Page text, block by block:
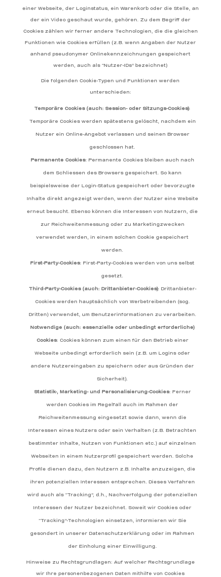
einer Webseite, der Loginstatus, ein Warenkorb oder die Stelle, an
der ein Video geschaut wurde, gehören. Zu dem Begriff der
Cookies zählen wir ferner andere Technologien, die die gleichen
Funktionen wie Cookies erfüllen (z.B. wenn Angaben der Nutzer
anhand pseudonymer Onlinekennzeichnungen gespeichert
werden, auch als “Nutzer-IDs” bezeichnet)
Die folgenden Cookie-Typen und Funktionen werden
unterschieden:
Temporäre Cookies (auch: Session- oder Sitzungs-Cookies):
Temporäre Cookies werden spätestens gelöscht, nachdem ein
Nutzer ein Online-Angebot verlassen und seinen Browser
geschlossen hat.
Permanente Cookies: Permanente Cookies bleiben auch nach
dem Schliessen des Browsers gespeichert. So kann
beispielsweise der Login-Status gespeichert oder bevorzugte
Inhalte direkt angezeigt werden, wenn der Nutzer eine Website
erneut besucht. Ebenso können die Interessen von Nutzern, die
zur Reichweitenmessung oder zu Marketingzwecken
verwendet werden, in einem solchen Cookie gespeichert
werden.
First-Party-Cookies: First-Party-Cookies werden von uns selbst
gesetzt.
Third-Party-Cookies (auch: Drittanbieter-Cookies): Drittanbieter-
Cookies werden hauptsächlich von Werbetreibenden (sog.
Dritten) verwendet, um Benutzerinformationen zu verarbeiten.
Notwendige (auch: essenzielle oder unbedingt erforderliche)
Cookies: Cookies können zum einen für den Betrieb einer
Webseite unbedingt erforderlich sein (z.B. um Logins oder
andere Nutzereingaben zu speichern oder aus Gründen der
Sicherheit).
Statistik-, Marketing- und Personalisierung-Cookies: Ferner
werden Cookies im Regelfall auch im Rahmen der
Reichweitenmessung eingesetzt sowie dann, wenn die
Interessen eines Nutzers oder sein Verhalten (z.B. Betrachten
bestimmter Inhalte, Nutzen von Funktionen etc.) auf einzelnen
Webseiten in einem Nutzerprofil gespeichert werden. Solche
Profile dienen dazu, den Nutzern z.B. Inhalte anzuzeigen, die
ihren potenziellen Interessen entsprechen. Dieses Verfahren
wird auch als “Tracking”, d.h., Nachverfolgung der potenziellen
Interessen der Nutzer bezeichnet. Soweit wir Cookies oder
“Tracking”-Technologien einsetzen, informieren wir Sie
gesondert in unserer Datenschutzerklärung oder im Rahmen
der Einholung einer Einwilligung.
Hinweise zu Rechtsgrundlagen: Auf welcher Rechtsgrundlage
wir Ihre personenbezogenen Daten mithilfe von Cookies